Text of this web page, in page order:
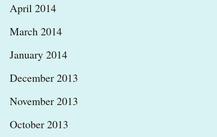
April 2014
March 2014
January 2014
December 2013
November 2013
October 2013